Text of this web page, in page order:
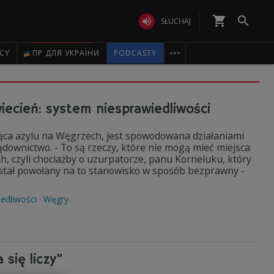
 SŁUCHAJ shopping_cart 
ПР ДЛЯ УКРАЇНИ PODCASTY 
system niesprawiedliwości
azylu na Węgrzech, jest spowodowana działaniami
- To są rzeczy, które nie mogą mieć miejsca
czyli chociażby o uzurpatorze, panu Korneluku, który
powołany na to stanowisko w sposób bezprawny -
Węgry
się liczy"